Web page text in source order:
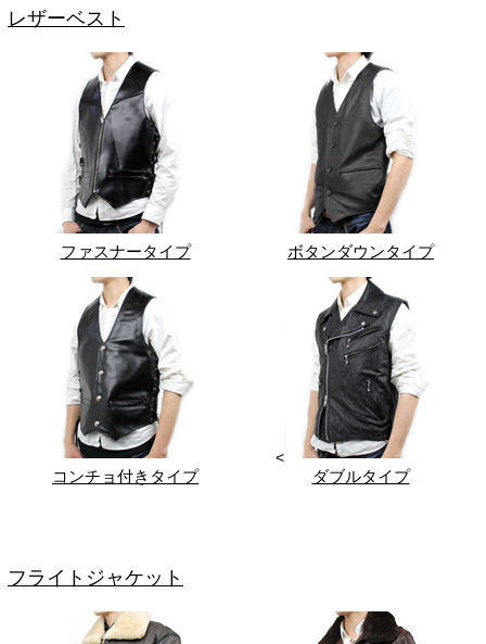
レザーベスト
ファスナータイプ ボタンダウンタイプ
コンチョ付きタイプ
<
ダブルタイプ
フライトジャケット